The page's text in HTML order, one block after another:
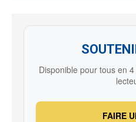
Disponible pour tous en
FAIRE